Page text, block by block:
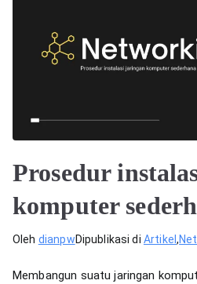
Prosedur
komputer
Oleh dianpwDipublikasi di Artikel ,
Membangun suatu jaringan